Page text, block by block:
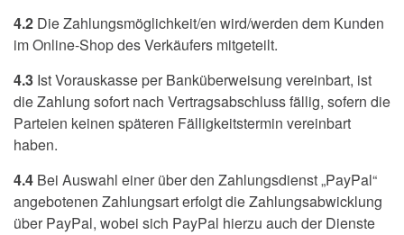
4.2 Die Zahlungsmöglichkeit/en wird/werden dem Kunden
im Online-Shop des Verkäufers mitgeteilt.
4.3 Ist Vorauskasse per Banküberweisung vereinbart, ist
die Zahlung sofort nach Vertragsabschluss fällig, sofern die
Parteien keinen späteren Fälligkeitstermin vereinbart
haben.
4.4 Bei Auswahl einer über den Zahlungsdienst „PayPal“
angebotenen Zahlungsart erfolgt die Zahlungsabwicklung
über PayPal, wobei sich PayPal hierzu auch der Dienste